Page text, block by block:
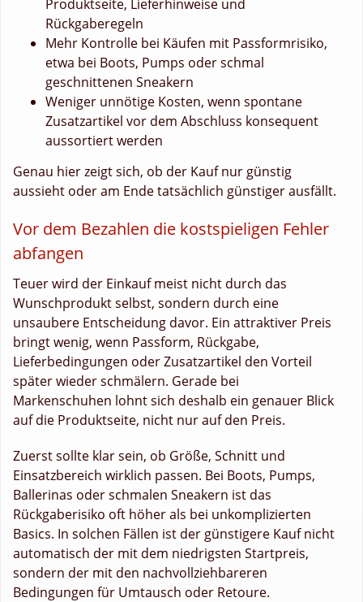
Produktseite, Lieferhinweise und
Rückgaberegeln
Mehr Kontrolle bei Käufen mit Passformrisiko,
etwa bei Boots, Pumps oder schmal
geschnittenen Sneakern
Weniger unnötige Kosten, wenn spontane
Zusatzartikel vor dem Abschluss konsequent
aussortiert werden
Genau hier zeigt sich, ob der Kauf nur günstig
aussieht oder am Ende tatsächlich günstiger ausfällt.
Vor dem Bezahlen die kostspieligen Fehler
abfangen
Teuer wird der Einkauf meist nicht durch das
Wunschprodukt selbst, sondern durch eine
unsaubere Entscheidung davor. Ein attraktiver Preis
bringt wenig, wenn Passform, Rückgabe,
Lieferbedingungen oder Zusatzartikel den Vorteil
später wieder schmälern. Gerade bei
Markenschuhen lohnt sich deshalb ein genauer Blick
auf die Produktseite, nicht nur auf den Preis.
Zuerst sollte klar sein, ob Größe, Schnitt und
Einsatzbereich wirklich passen. Bei Boots, Pumps,
Ballerinas oder schmalen Sneakern ist das
Rückgaberisiko oft höher als bei unkomplizierten
Basics. In solchen Fällen ist der günstigere Kauf nicht
automatisch der mit dem niedrigsten Startpreis,
sondern der mit den nachvollziehbareren
Bedingungen für Umtausch oder Retoure.